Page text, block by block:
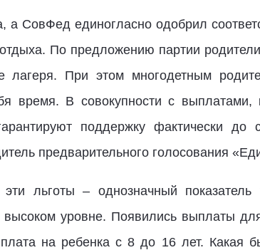
а СовФед единогласно одобрил
По предложению партии
лагеря. При этом многодетным
время. В совокупности с выплатами,
поддержку фактически до
предварительного голосования
эти льготы – однозначный
высоком уровне. Появились выплаты
на ребенка с 8 до 16 лет. Какая